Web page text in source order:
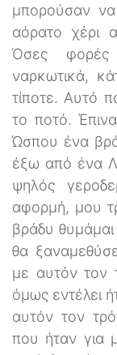
μπορούσαν
αόρατο χέρι
Όσες φορές
ναρκωτικά,
τίποτε. Αυτό
το ποτό.
Ώσπου ένα
έξω από ένα
ψηλός
αφορμή, μου
βράδυ
θα
με αυτόν τον
όμως εντέλει
αυτόν τον
που ήταν για